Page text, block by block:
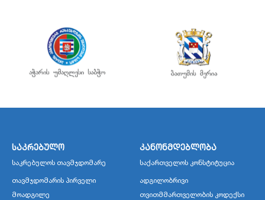
საკრებულო
საკრებულოს თავმჯდომარე
თავმჯდომარის პირველი
მოადგილე
კანონმდებლობა
საქართველოს კონსტიტუცია
ადგილობრივი
თვითმმართველობის კოდექსი